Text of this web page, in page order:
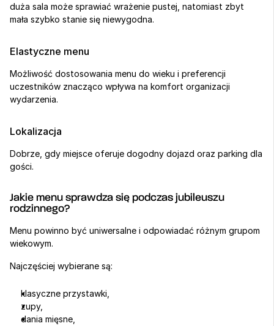
duża sala może sprawiać wrażenie pustej, natomiast zbyt
mała szybko stanie się niewygodna.
Elastyczne menu
Możliwość dostosowania menu do wieku i preferencji
uczestników znacząco wpływa na komfort organizacji
wydarzenia.
Lokalizacja
Dobrze, gdy miejsce oferuje dogodny dojazd oraz parking dla
gości.
Jakie menu sprawdza się podczas jubileuszu
rodzinnego?
Menu powinno być uniwersalne i odpowiadać różnym grupom
wiekowym.
Najczęściej wybierane są:
klasyczne przystawki,
zupy,
dania mięsne,